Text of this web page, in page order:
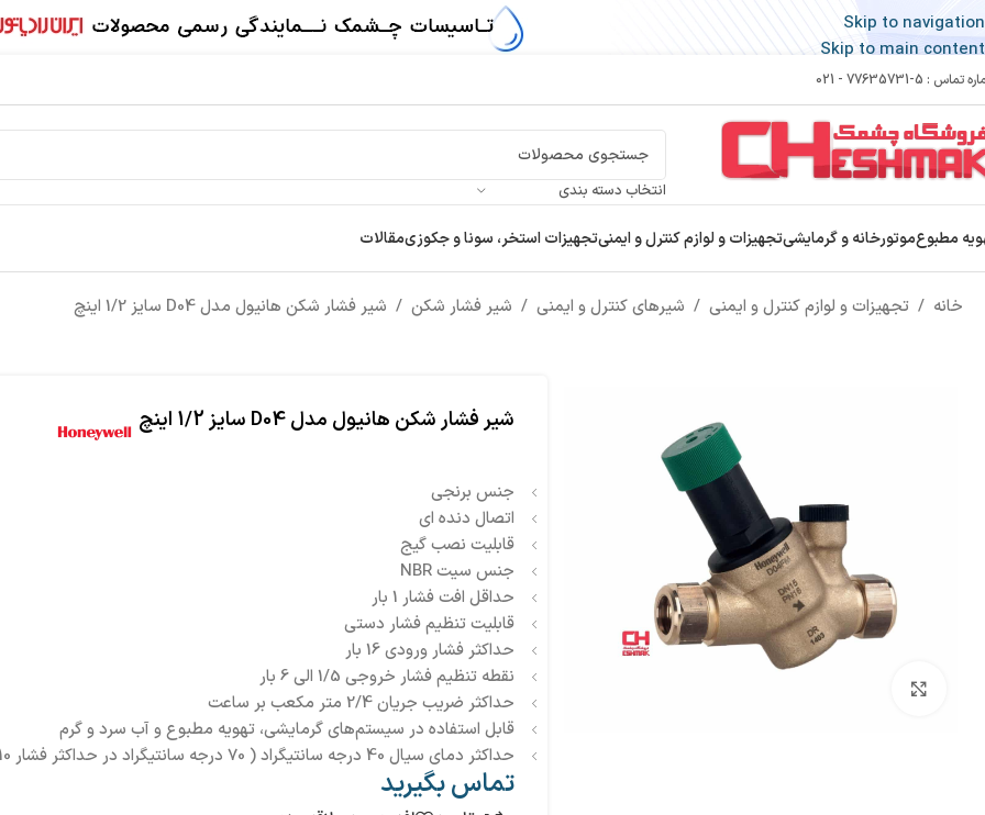
Skip to navigation
Skip to main content
تماس : 5-77635731 - 021
انتخاب دسته بندی
مطبوعموتورخانه و گرمایشیتجهیزات و لوازم کنترل و ایمنیتجهیزات استخر، سونا و جکوزیمقالات
خانه / تجهیزات و لوازم کنترل و ایمنی / شیرهای کنترل و ایمنی / شیر فشار شکن / شیر فشار شکن هانیول مدل D04 سایز 1/2 اینچ
شیر فشار شکن هانیول مدل D04 سایز 1/2 اینچ
جنس برنجی
اتصال دنده ای
قابلیت نصب گیج
جنس سیت NBR
حداقل افت فشار 1 بار
قابلیت تنظیم فشار دستی
حداکثر فشار ورودی 16 بار
نقطه تنظیم فشار خروجی 1/5 الی 6 بار
حداکثر ضریب جریان 2/4 متر مکعب بر ساعت
قابل استفاده در سیستم‌های گرمایشی، تهویه مطبوع و آب سرد و گرم
حداکثر دمای سیال 40 درجه سانتیگراد ( 70 درجه سانتیگراد در حداکثر فشار 10 بار)
تماس بگیرید